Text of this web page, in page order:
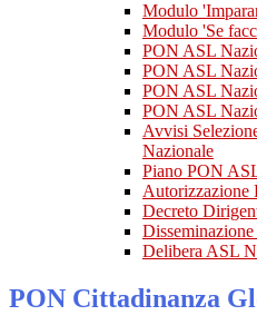
Modulo
Modulo 'Se
PON ASL
PON ASL
PON ASL
PON ASL
Avvisi
Nazionale
Piano PON
Autorizzazione
Decreto
Delibera ASL
PON Cittadinanza